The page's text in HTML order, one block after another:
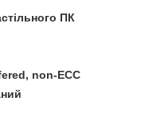
ПК
non-ECC